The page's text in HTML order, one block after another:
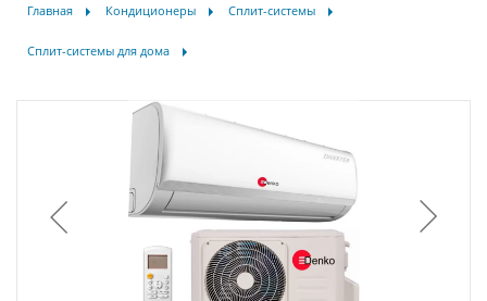
Главная Кондиционеры Сплит-системы
Сплит-системы для дома